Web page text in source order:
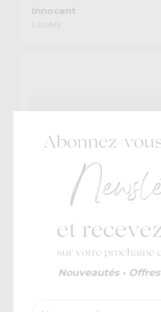
Innocent
Lovely
Nouveautés •